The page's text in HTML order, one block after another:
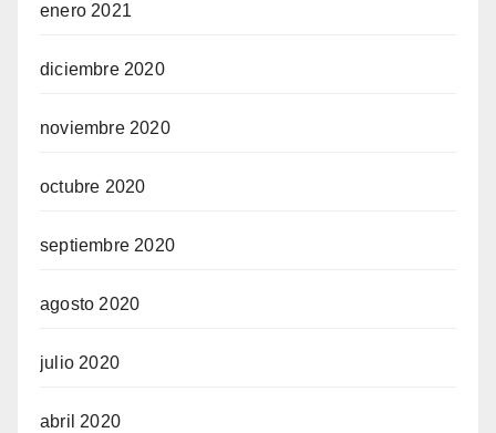
enero 2021
diciembre 2020
noviembre 2020
octubre 2020
septiembre 2020
agosto 2020
julio 2020
abril 2020